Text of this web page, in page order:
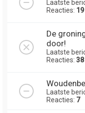
Laatste
Reacties: 19
De
door!
Laatste
Reacties: 38
Laatste
Reacties: 7